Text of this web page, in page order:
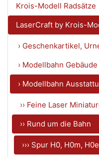
Krois-Modell Radsätze
LaserCraft by Krois-
› Geschenkartikel,
› Modellbahn Gebäude
› Modellbahn
›› Feine Laser
›› Rund um die Bahn
››› Spur H0, H0m, H0e